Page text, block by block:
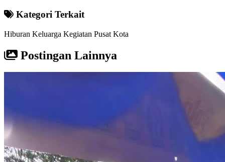
Kategori Terkait
Hiburan Keluarga Kegiatan Pusat Kota
Postingan Lainnya